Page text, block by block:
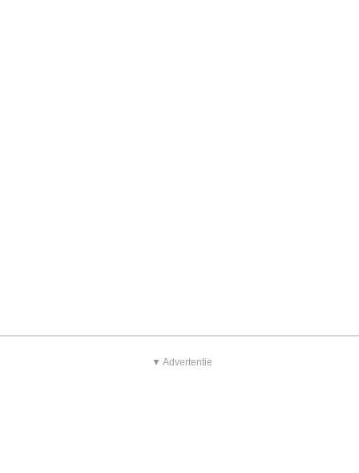
▼ Advertentie